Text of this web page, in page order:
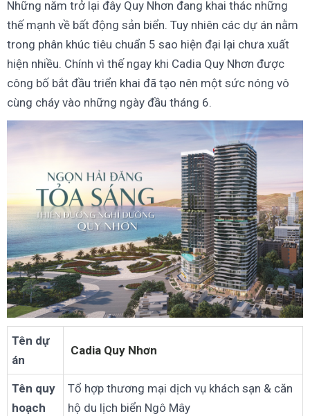
Những năm trở lại đây Quy Nhơn đang khai thác những
thế mạnh về bất động sản biển. Tuy nhiên các dự án nằm
trong phân khúc tiêu chuẩn 5 sao hiện đại lại chưa xuất
hiện nhiều. Chính vì thế ngay khi Cadia Quy Nhơn được
công bố bắt đầu triển khai đã tạo nên một sức nóng vô
cùng cháy vào những ngày đầu tháng 6.
Tên dự
án
Cadia Quy Nhơn
Tên quy
hoạch
Tổ hợp thương mại dịch vụ khách sạn & căn
hộ du lịch biển Ngô Mây